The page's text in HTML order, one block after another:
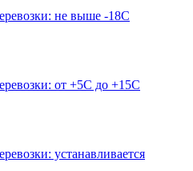
не выше -18С
от +5С до +15С
устанавливается